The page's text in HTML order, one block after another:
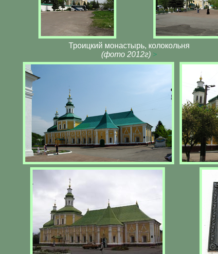
Троицкий монастырь, колокольня
(фото 2012г) >